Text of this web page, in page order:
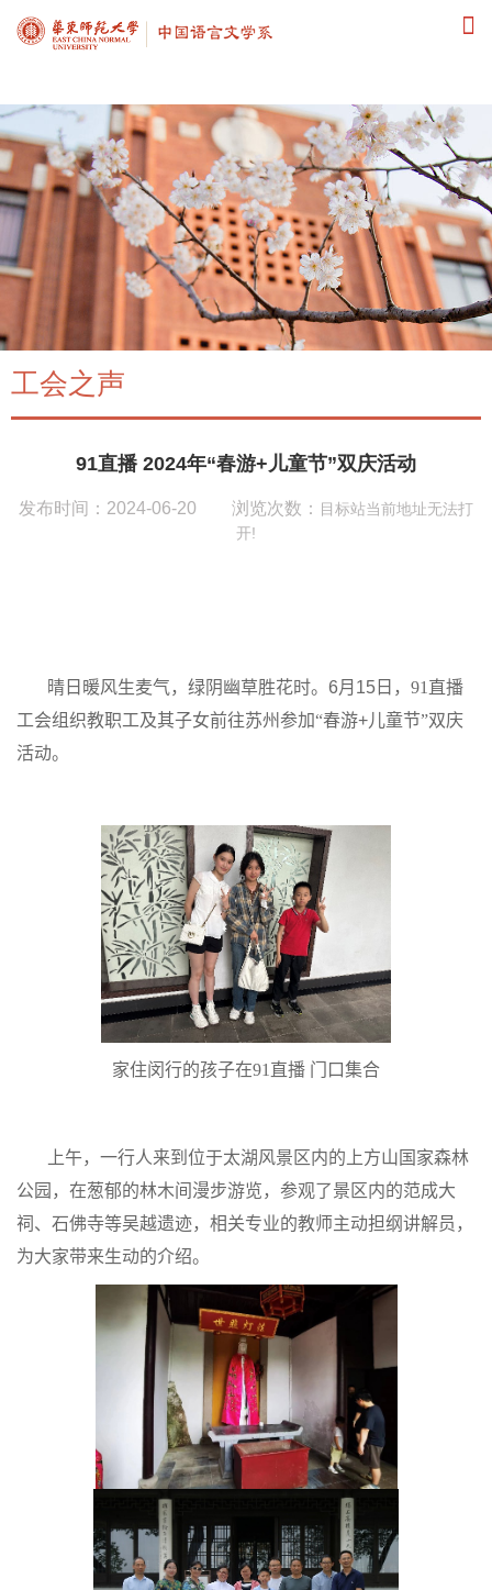
91直播
工会之声
91直播 2024年“春游+儿童节”双庆活动
发布时间：2024-06-20 浏览次数： 目标站当前地址无法打
开!
晴日暖风生麦气，绿阴幽草胜花时。 6月 15日，91直播
工会组织教职工及其子女前往苏州参加“春游+儿童节”双庆
活动。
家住闵行的孩子在91直播 门口集合
上午，一行人来到位于太湖风景区内的上方山国家森林
公园，在葱郁的林木间漫步游览，参观了景区内的范成大
祠、石佛寺等吴越遗迹，相关专业的教师主动担纲讲解员，
为大家带来生动的介绍。